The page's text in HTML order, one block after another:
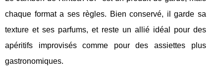
chaque format a ses règles. Bien conservé, il garde sa
texture et ses parfums, et reste un allié idéal pour des
apéritifs improvisés comme pour des assiettes plus
gastronomiques.